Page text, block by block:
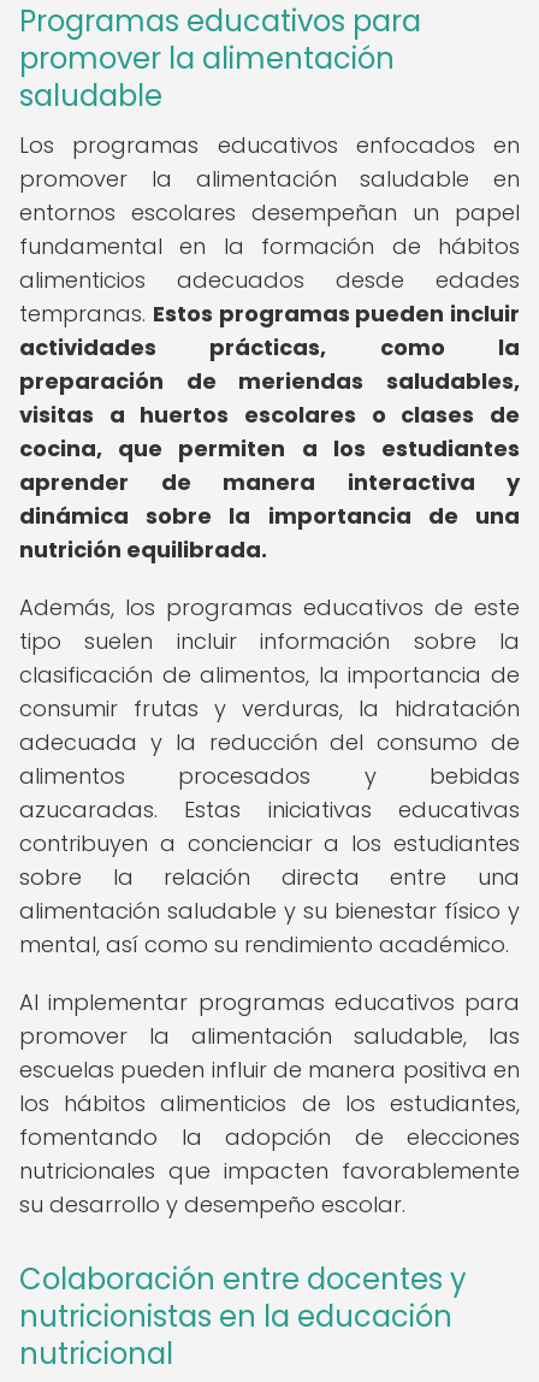
Programas educativos para
promover la alimentación
saludable
Los programas educativos enfocados en
promover la alimentación saludable en
entornos escolares desempeñan un papel
fundamental en la formación de hábitos
alimenticios adecuados desde edades
tempranas. Estos programas pueden incluir
actividades prácticas, como la
preparación de meriendas saludables,
visitas a huertos escolares o clases de
cocina, que permiten a los estudiantes
aprender de manera interactiva y
dinámica sobre la importancia de una
nutrición equilibrada.
Además, los programas educativos de este
tipo suelen incluir información sobre la
clasificación de alimentos, la importancia de
consumir frutas y verduras, la hidratación
adecuada y la reducción del consumo de
alimentos procesados y bebidas
azucaradas. Estas iniciativas educativas
contribuyen a concienciar a los estudiantes
sobre la relación directa entre una
alimentación saludable y su bienestar físico y
mental, así como su rendimiento académico.
Al implementar programas educativos para
promover la alimentación saludable, las
escuelas pueden influir de manera positiva en
los hábitos alimenticios de los estudiantes,
fomentando la adopción de elecciones
nutricionales que impacten favorablemente
su desarrollo y desempeño escolar.
Colaboración entre docentes y
nutricionistas en la educación
nutricional